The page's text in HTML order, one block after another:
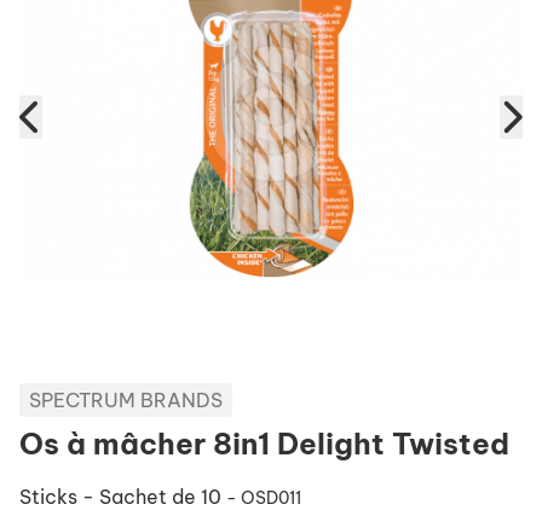
SPECTRUM BRANDS
Os à mâcher 8in1 Delight Twisted
Sticks - Sachet de 10 - OSD011